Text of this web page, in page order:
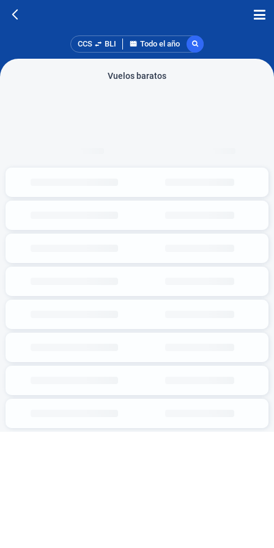
CCS BLI Todo el año
Vuelos baratos